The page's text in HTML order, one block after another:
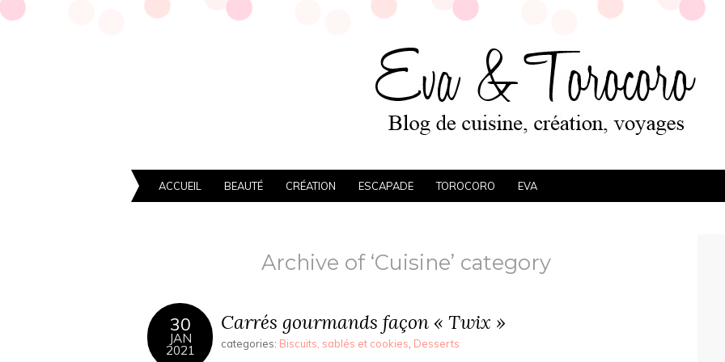
ACCUEIL BEAUTÉ CRÉATION ESCAPADE TOROCORO EVA
Archive of ‘Cuisine’ category
30
JAN
2021
Carrés gourmands façon « Twix »
categories: Biscuits, sablés et cookies Desserts